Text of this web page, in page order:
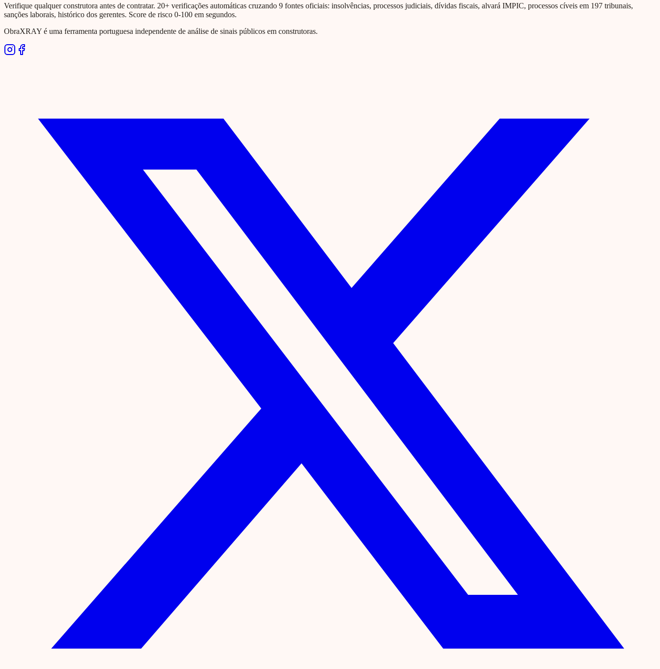
Verifique qualquer construtora antes de contratar. 20+ verificações automáticas cruzando 9 fontes oficiais: insolvências, processos judiciais, dívidas fiscais, alvará IMPIC, processos cíveis em 197 tribunais,
sanções laborais, histórico dos gerentes. Score de risco 0-100 em segundos.
ObraXRAY é uma ferramenta portuguesa independente de análise de sinais públicos em construtoras.